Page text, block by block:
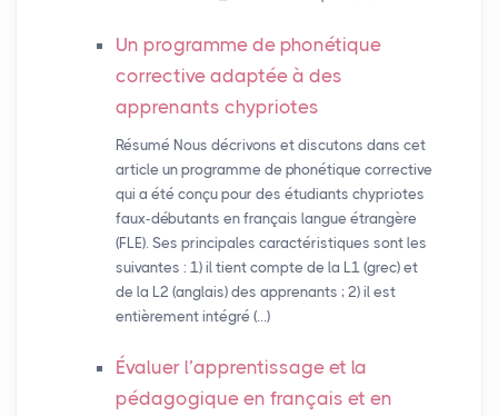
Un programme de phonétique
corrective adaptée à des
apprenants chypriotes
Résumé Nous décrivons et discutons dans cet
article un programme de phonétique corrective
qui a été conçu pour des étudiants chypriotes
faux-débutants en français langue étrangère
(FLE). Ses principales caractéristiques sont les
suivantes : 1) il tient compte de la L1 (grec) et
de la L2 (anglais) des apprenants ; 2) il est
entièrement intégré (…)
Évaluer l’apprentissage et la
pédagogique en français et en